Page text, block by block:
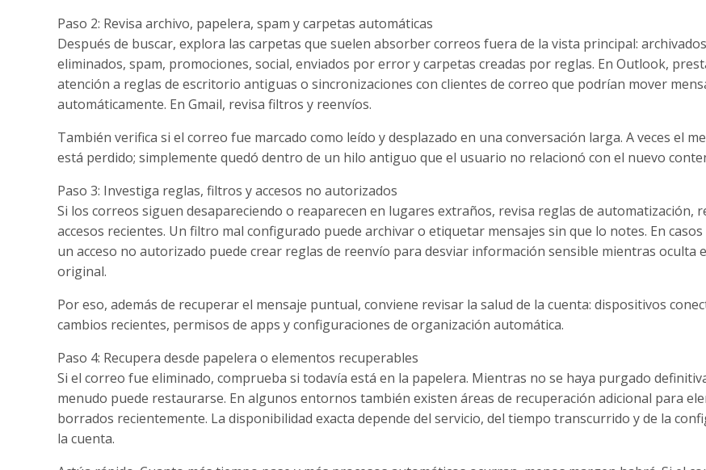
Paso 2: Revisa archivo, papelera, spam y carpetas automáticas
Después de buscar, explora las carpetas que suelen absorber correos fuera de la vista principal:
eliminados, spam, promociones, social, enviados por error y carpetas creadas por reglas. En Outlook,
atención a reglas de escritorio antiguas o sincronizaciones con clientes de correo que podrían mover
automáticamente. En Gmail, revisa filtros y reenvíos.
También verifica si el correo fue marcado como leído y desplazado en una conversación larga. A veces el
está perdido; simplemente quedó dentro de un hilo antiguo que el usuario no relacionó con el nuevo
Paso 3: Investiga reglas, filtros y accesos no autorizados
Si los correos siguen desapareciendo o reaparecen en lugares extraños, revisa reglas de automatización,
accesos recientes. Un filtro mal configurado puede archivar o etiquetar mensajes sin que lo notes. En casos
un acceso no autorizado puede crear reglas de reenvío para desviar información sensible mientras oculta
original.
Por eso, además de recuperar el mensaje puntual, conviene revisar la salud de la cuenta: dispositivos
cambios recientes, permisos de apps y configuraciones de organización automática.
Paso 4: Recupera desde papelera o elementos recuperables
Si el correo fue eliminado, comprueba si todavía está en la papelera. Mientras no se haya purgado
menudo puede restaurarse. En algunos entornos también existen áreas de recuperación adicional para
borrados recientemente. La disponibilidad exacta depende del servicio, del tiempo transcurrido y de la
la cuenta.